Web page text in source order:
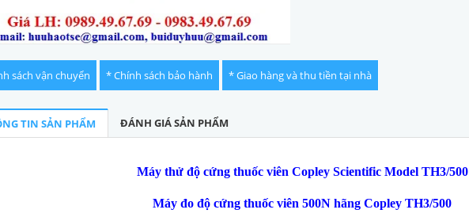
sách vận chuyển * Chính sách bảo hành * Giao hàng và thu tiền tại nhà
TIN SẢN PHẨM ĐÁNH GIÁ SẢN PHẨM
Máy thử độ cứng thuốc viên Copley Scientific Model TH3/500
Máy đo độ cứng thuốc viên 500N hãng CopleyTH3/500